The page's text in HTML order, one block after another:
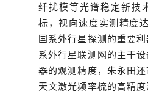
纤扰模等光谱稳定新技
标，视向速度实测精度
国系外行星探测的重要
系外行星联测网的主干
器的观测精度，朱永田
天文激光频率梳的高精